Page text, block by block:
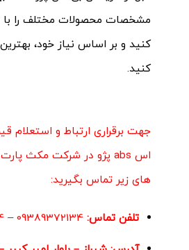
مشخصات محصولات مختلف را با
کنید و بر اساس نیاز خود،
کنید.
جهت برقراری ارتباط و استعلام
اس abs پژو در
شرکت مکث پارت
های زیر تماس بگیرید:
تلفن تماس: 09389372134
–